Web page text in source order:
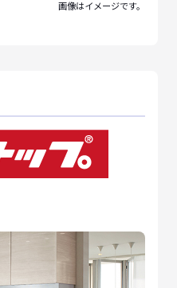
画像はイメージです。